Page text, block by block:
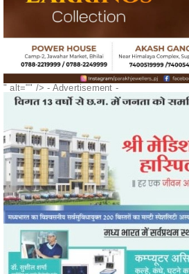
" alt="" />- Advertisement -